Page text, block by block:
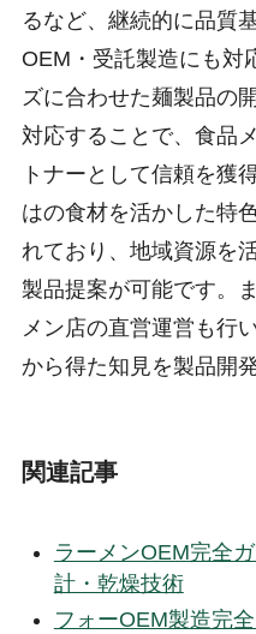
るなど、継続的に品質
OEM・受託製造にも対
ズに合わせた麺製品の
対応することで、食品
トナーとして信頼を獲
はの食材を活かした特
れており、地域資源を
製品提案が可能です。
メン店の直営運営も行
から得た知見を製品開
関連記事
ラーメンOEM完全
計・乾燥技術
フォーOEM製造完